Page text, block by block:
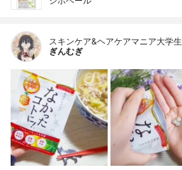
スキンケア&ヘアケアマニア大学生
ぎんむぎ